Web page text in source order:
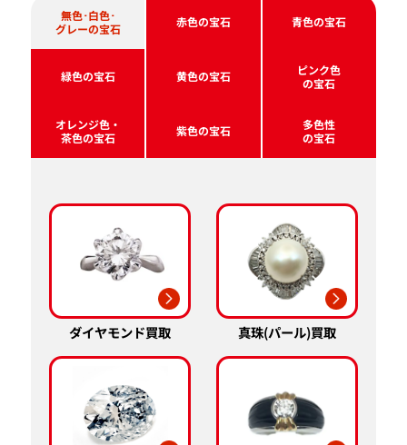
無色･白色･
グレーの宝石
赤色の宝石 青色の宝石
緑色の宝石 黄色の宝石
ピンク色
の宝石
オレンジ色・
茶色の宝石
紫色の宝石
多色性
の宝石
ダイヤモンド買取 真珠(パール)買取